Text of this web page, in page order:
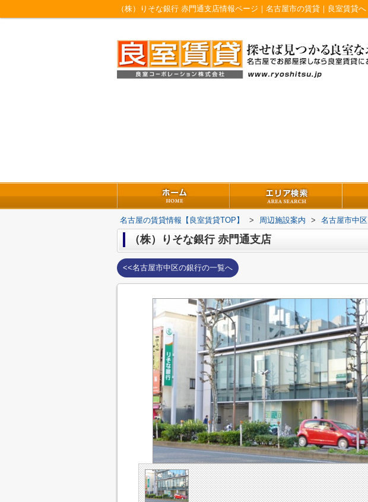
（株）りそな銀行 赤門通支店情報ページ｜名古屋市の賃貸｜良室賃貸へ
名古屋の賃貸情報【良室賃貸TOP】 > 周辺施設案内 > 名古屋市中区
（株）りそな銀行 赤門通支店
<<名古屋市中区の銀行の一覧へ